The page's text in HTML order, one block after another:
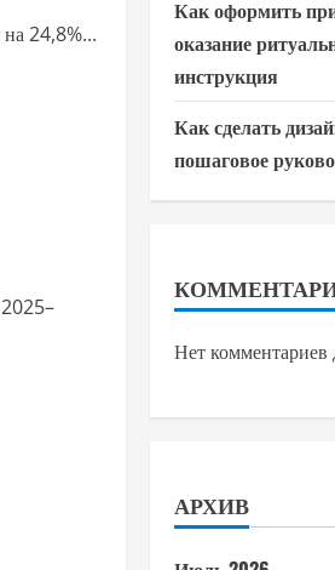
24,8%...
Как оформить
оказание
инструкция
Как сделать
пошаговое
Нет комментариев
АРХИВ